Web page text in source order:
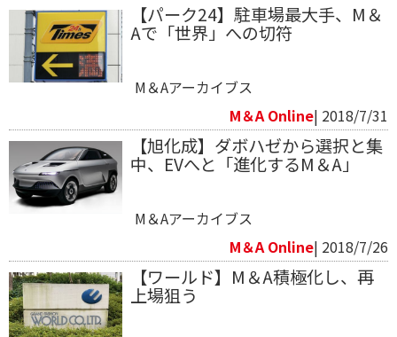
【パーク24】駐車場最大手、M＆
Aで「世界」への切符
M＆Aアーカイブス
M＆A Online| 2018/7/31
【旭化成】ダボハゼから選択と集
中、EVへと「進化するM＆A」
M＆Aアーカイブス
M＆A Online| 2018/7/26
【ワールド】M＆A積極化し、再
上場狙う